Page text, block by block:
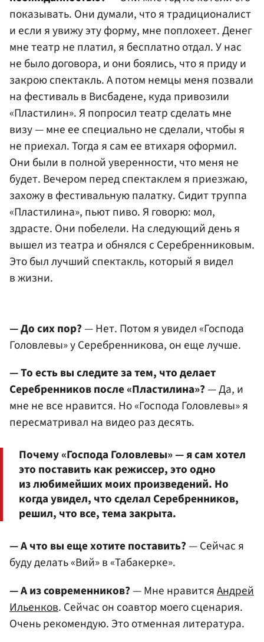
показывать. Они думали, что я традиционалист
и если я увижу эту форму, мне поплохеет. Денег
мне театр не платил, я бесплатно отдал. У нас
не было договора, и они боялись, что я приду и
закрою спектакль. А потом немцы меня позвали
на фестиваль в Висбадене, куда привозили
«Пластилин». Я попросил театр сделать мне
визу — мне ее специально не сделали, чтобы я
не приехал. Тогда я сам ее втихаря оформил.
Они были в полной уверенности, что меня не
будет. Вечером перед спектаклем я приезжаю,
захожу в фестивальную палатку. Сидит труппа
«Пластилина», пьют пиво. Я говорю: мол,
здрасте. Они побелели. На следующий день я
вышел из театра и обнялся с Серебренниковым.
Это был лучший спектакль, который я видел
в жизни.
— До сих пор?— Нет. Потом я увидел «Господа
Головлевы» у Серебренникова, он еще лучше.
— То есть вы следите за тем, что делает
Серебренников после «Пластилина»?— Да, и
мне не все нравится. Но «Господа Головлевы» я
пересматривал на видео раз десять.
Почему «Господа Головлевы» — я сам хотел
это поставить как режиссер, это одно
из любимейших моих произведений. Но
когда увидел, что сделал Серебренников,
решил, что все, тема закрыта.
— А что вы еще хотите поставить?— Сейчас я
буду делать «Вий» в «Табакерке».
— А из современников?— Мне нравитсяАндрей
Ильенков. Сейчас он соавтор моего сценария.
Очень рекомендую. Это отменная литература.